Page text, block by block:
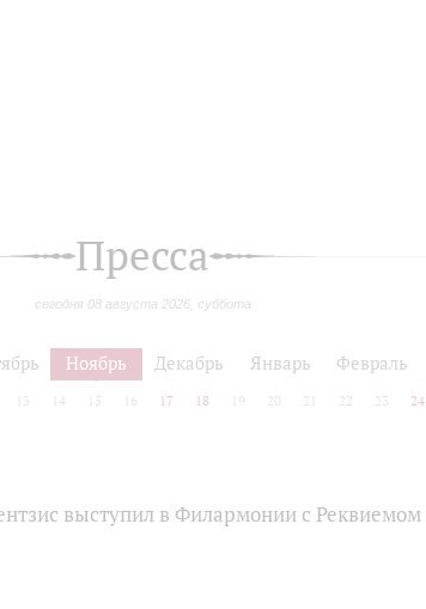
Пресса
сегодня 08 августа 2026, суббота
Ноябрь Декабрь Январь Февраль
13 14 15 16 17 18 19 20 21 22 23 24
выступил в Филармонии с Реквиемом